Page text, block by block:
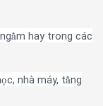
ầm hay trong các
ọc, nhà máy, tầng